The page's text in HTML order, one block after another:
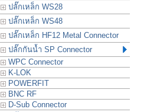
ปลั๊กเหล็ก WS28
ปลั๊กเหล็ก WS48
ปลั๊กเหล็ก HF12 Metal Connector
ปลั๊กกันน้ำ SP Connector
WPC Connector
K-LOK
POWERFIT
BNC RF
D-Sub Connector